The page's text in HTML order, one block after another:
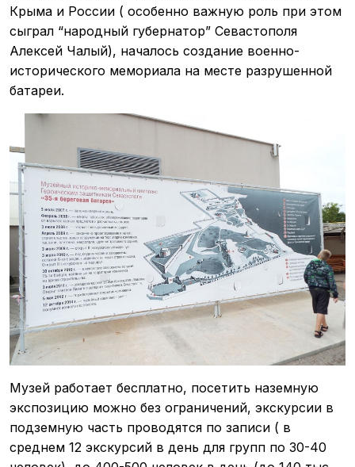
Крыма и России ( особенно важную роль при этом
сыграл “народный губернатор” Севастополя
Алексей Чалый), началось создание военно-
исторического мемориала на месте разрушенной
батареи.
Музей работает бесплатно, посетить наземную
экспозицию можно без ограничений, экскурсии в
подземную часть проводятся по записи ( в
среднем 12 экскурсий в день для групп по 30-40